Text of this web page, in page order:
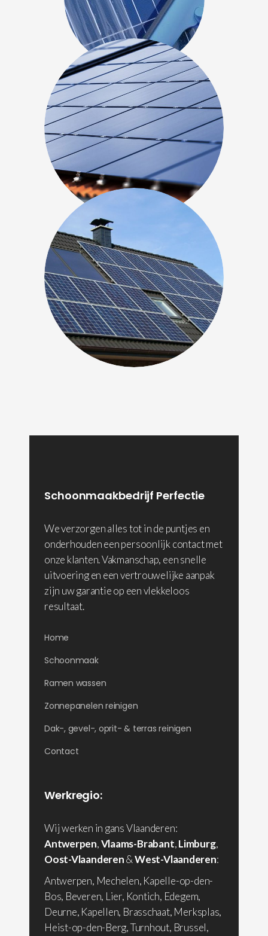
Schoonmaakbedrijf Perfectie
We verzorgen alles tot in de puntjes en
onderhouden een persoonlijk contact met
onze klanten. Vakmanschap, een snelle
uitvoering en een vertrouwelijke aanpak
zijn uw garantie op een vlekkeloos
resultaat.
Home
Schoonmaak
Ramen wassen
Zonnepanelen reinigen
Dak-, gevel-, oprit- & terras reinigen
Contact
Werkregio:
Wij werken in gans Vlaanderen:
Antwerpen,Vlaams-Brabant,Limburg,
Oost-Vlaanderen&West-Vlaanderen:
Antwerpen, Mechelen, Kapelle-op-den-
Bos, Beveren, Lier, Kontich, Edegem,
Deurne, Kapellen, Brasschaat, Merksplas,
Heist-op-den-Berg, Turnhout, Brussel,